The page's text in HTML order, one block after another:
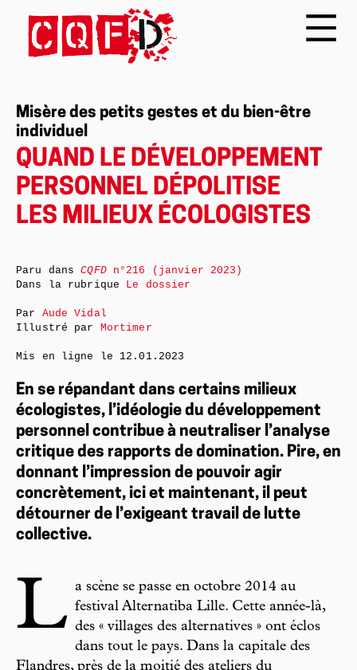
Misère des petits gestes et du bien-être
individuel
QUAND LE DÉVELOPPEMENT
PERSONNEL DÉPOLITISE
LES MILIEUX ÉCOLOGISTES
En se répandant dans certains milieux
écologistes, l’idéologie du développement
personnel contribue à neutraliser l’analyse
critique des rapports de domination. Pire, en
donnant l’impression de pouvoir agir
concrètement, ici et maintenant, il peut
détourner de l’exigeant travail de lutte
collective.
L
a scène se passe en octobre 2014 au
festival Alternatiba Lille. Cette année-là,
des « villages des alternatives » ont éclos
dans tout le pays. Dans la capitale des
Flandres, près de la moitié des ateliers du
Paru dansCQFDn°216 (janvier 2023)
Dans la rubrique Le dossier
Par Aude Vidal
Illustré par Mortimer
Mis en ligne le 12.01.2023